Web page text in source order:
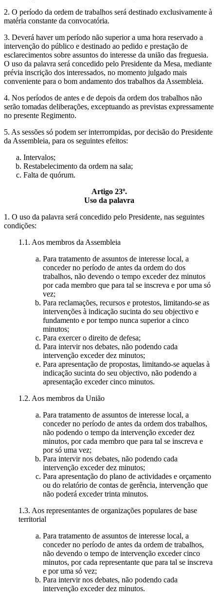
2. O período da ordem de trabalhos será destinado exclusivamente à
matéria constante da convocatória.
3. Deverá haver um período não superior a uma hora reservado a
intervenção do público e destinado ao pedido e prestação de
esclarecimentos sobre assuntos do interesse da união das freguesia.
O uso da palavra será concedido pelo Presidente da Mesa, mediante
prévia inscrição dos interessados, no momento julgado mais
conveniente para o bom andamento dos trabalhos da Assembleia.
4. Nos períodos de antes e de depois da ordem dos trabalhos não
serão tomadas deliberações, exceptuando as previstas expressamente
no presente Regimento.
5. As sessões só podem ser interrompidas, por decisão do Presidente
da Assembleia, para os seguintes efeitos:
Intervalos;
Restabelecimento da ordem na sala;
Falta de quórum.
Artigo 23º.
Uso da palavra
1. O uso da palavra será concedido pelo Presidente, nas seguintes
condições:
1.1. Aos membros da Assembleia
Para tratamento de assuntos de interesse local, a
conceder no período de antes da ordem do dos
trabalhos, não devendo o tempo exceder dez minutos
por cada membro que para tal se inscreva e por uma só
vez;
Para reclamações, recursos e protestos, limitando-se as
intervenções à indicação sucinta do seu objectivo e
fundamento e por tempo nunca superior a cinco
minutos;
Para exercer o direito de defesa;
Para intervir nos debates, não podendo cada
intervenção exceder dez minutos;
Para apresentação de propostas, limitando-se aquelas à
indicação sucinta do seu objectivo, não podendo a
apresentação exceder cinco minutos.
1.2. Aos membros da União
Para tratamento de assuntos de interesse local, a
conceder no período de antes da ordem dos trabalhos,
não podendo o tempo da intervenção exceder dez
minutos, por cada membro que para tal se inscreva e
por só uma vez;
Para intervir nos debates, não podendo cada
intervenção exceder dez minutos;
Para apresentação do plano de actividades e orçamento
ou do relatório de contas de gerência, intervenção que
não poderá exceder trinta minutos.
1.3. Aos representantes de organizações populares de base
territorial
Para tratamento de assuntos de interesse local, a
conceder no período de antes da ordem de trabalhos,
não devendo o tempo de intervenção exceder cinco
minutos, por cada representante que para tal se inscreva
e por uma só vez;
Para intervir nos debates, não podendo cada
intervenção exceder dez minutos.